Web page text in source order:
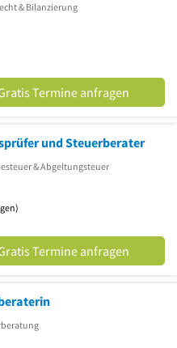
& Bilanzierung
Termine anfragen
und Steuerberater
& Abgeltungsteuer
Termine anfragen